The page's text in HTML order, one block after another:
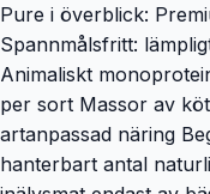
Pure i överblick:
Spannmålsfritt:
Animaliskt
per sort Massor av
artanpassad näring
hanterbart antal